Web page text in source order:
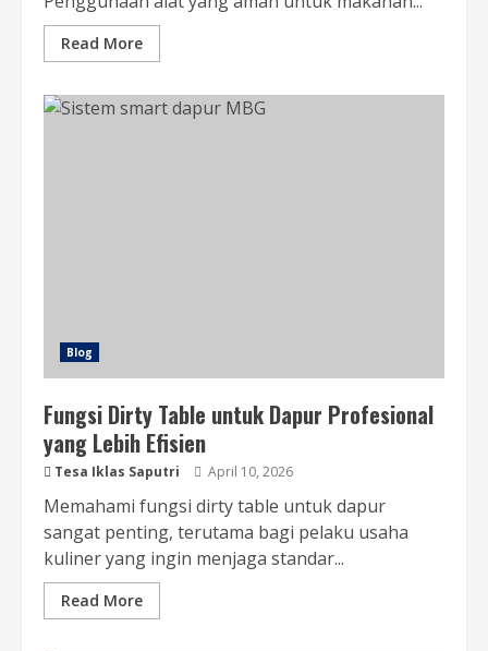
Read More
Blog
Fungsi Dirty Table untuk Dapur Profesional
yang Lebih Efisien
Tesa Iklas Saputri April 10, 2026
Memahami fungsi dirty table untuk dapur
sangat penting, terutama bagi pelaku usaha
kuliner yang ingin menjaga standar...
Read More